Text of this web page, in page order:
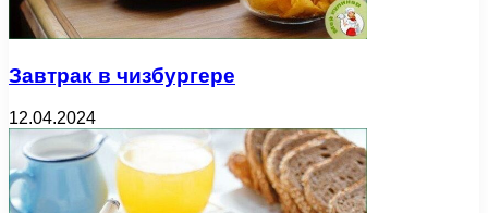
Завтрак в чизбургере
12.04.2024